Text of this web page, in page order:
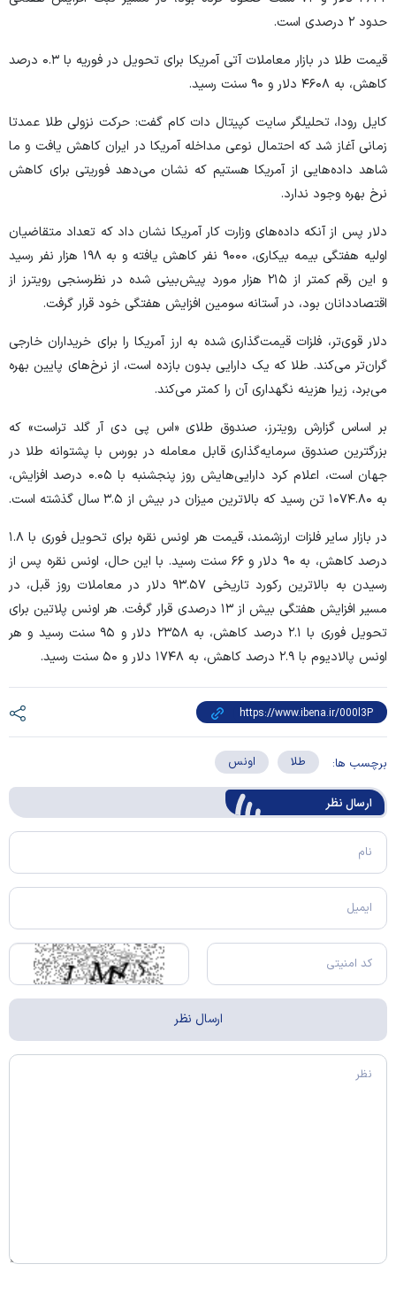
حدود ۲ درصدی است.
قیمت طلا در بازار معاملات آتی آمریکا برای تحویل در فوریه با ۰.۳ درصد
کاهش، به ۴۶۰۸ دلار و ۹۰ سنت رسید.
کایل رودا، تحلیلگر سایت کپیتال دات کام گفت: حرکت نزولی طلا عمدتا
زمانی آغاز شد که احتمال نوعی مداخله آمریکا در ایران کاهش یافت و ما
شاهد داده‌هایی از آمریکا هستیم که نشان می‌دهد فوریتی برای کاهش
نرخ بهره وجود ندارد.
دلار پس از آنکه داده‌های وزارت کار آمریکا نشان داد که تعداد متقاضیان
اولیه هفتگی بیمه بیکاری، ۹۰۰۰ نفر کاهش یافته و به ۱۹۸ هزار نفر رسید
و این رقم کمتر از ۲۱۵ هزار مورد پیش‌بینی شده در نظرسنجی رویترز از
اقتصاددانان بود، در آستانه سومین افزایش هفتگی خود قرار گرفت.
دلار قوی‌تر، فلزات قیمت‌گذاری شده به ارز آمریکا را برای خریداران خارجی
گران‌تر می‌کند. طلا که یک دارایی بدون بازده است، از نرخ‌های پایین بهره
می‌برد، زیرا هزینه نگهداری آن را کمتر می‌کند.
بر اساس گزارش رویترز، صندوق طلای «اس پی دی آر گلد تراست» که
بزرگترین صندوق سرمایه‌گذاری قابل معامله در بورس با پشتوانه طلا در
جهان است، اعلام کرد دارایی‌هایش روز پنجشنبه با ۰.۰۵ درصد افزایش،
به ۱۰۷۴.۸۰ تن رسید که بالاترین میزان در بیش از ۳.۵ سال گذشته است.
در بازار سایر فلزات ارزشمند، قیمت هر اونس نقره برای تحویل فوری با ۱.۸
درصد کاهش، به ۹۰ دلار و ۶۶ سنت رسید. با این حال، اونس نقره پس از
رسیدن به بالاترین رکورد تاریخی ۹۳.۵۷ دلار در معاملات روز قبل، در
مسیر افزایش هفتگی بیش از ۱۳ درصدی قرار گرفت. هر اونس پلاتین برای
تحویل فوری با ۲.۱ درصد کاهش، به ۲۳۵۸ دلار و ۹۵ سنت رسید و هر
اونس پالادیوم با ۲.۹ درصد کاهش، به ۱۷۴۸ دلار و ۵۰ سنت رسید.
برچسب ها: طلا اونس
ارسال‌ نظر